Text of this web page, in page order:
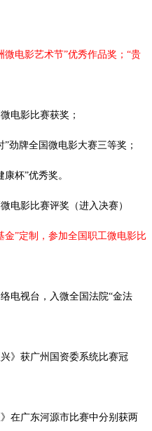
电影艺术节”优秀作品奖；“贵
电影比赛获奖；
”劲牌全国微电影大赛三等奖；
康杯”优秀奖。
电影比赛评奖（进入决赛）
金”定制，参加全国职工微电影比
电视台，入微全国法院“金法
》获广州国资委系统比赛冠
在广东河源市比赛中分别获两